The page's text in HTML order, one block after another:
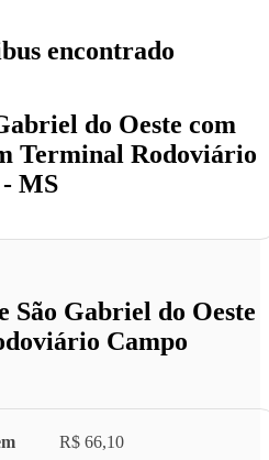
do Oeste com
Terminal Rodoviário
MS
encontrado
São Gabriel do Oeste
Campo
R$ 66,10